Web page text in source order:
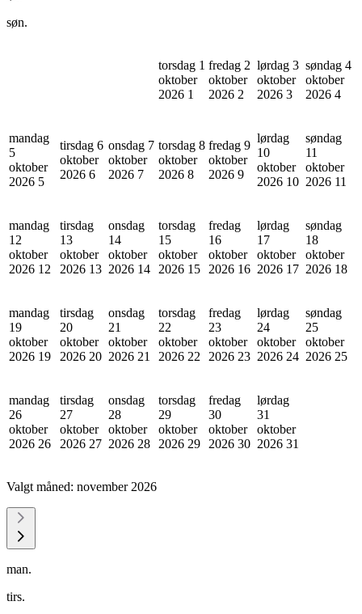
søn.
torsdag 1
oktober
2026 1
fredag 2
oktober
2026 2
lørdag 3
oktober
2026 3
søndag 4
oktober
2026 4
mandag
5
oktober
2026 5
tirsdag 6
oktober
2026 6
onsdag 7
oktober
2026 7
torsdag 8
oktober
2026 8
fredag 9
oktober
2026 9
lørdag
10
oktober
2026 10
søndag
11
oktober
2026 11
mandag
12
oktober
2026 12
tirsdag
13
oktober
2026 13
onsdag
14
oktober
2026 14
torsdag
15
oktober
2026 15
fredag
16
oktober
2026 16
lørdag
17
oktober
2026 17
søndag
18
oktober
2026 18
mandag
19
oktober
2026 19
tirsdag
20
oktober
2026 20
onsdag
21
oktober
2026 21
torsdag
22
oktober
2026 22
fredag
23
oktober
2026 23
lørdag
24
oktober
2026 24
søndag
25
oktober
2026 25
mandag
26
oktober
2026 26
tirsdag
27
oktober
2026 27
onsdag
28
oktober
2026 28
torsdag
29
oktober
2026 29
fredag
30
oktober
2026 30
lørdag
31
oktober
2026 31
Valgt måned: november 2026
man.
tirs.